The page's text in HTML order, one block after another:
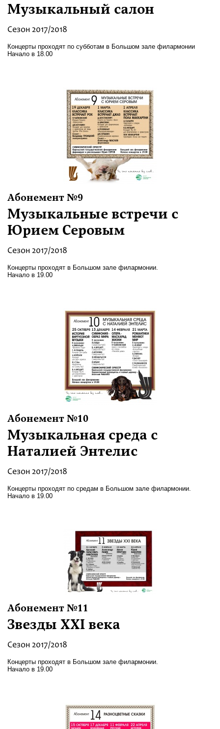
Музыкальный салон
Сезон 2017/2018
Концерты проходят по субботам в Большом зале филармонии
Начало в 18.00
Абонемент №9
Музыкальные встречи с
Юрием Серовым
Сезон 2017/2018
Концерты проходят в Большом зале филармонии.
Начало в 19.00
Абонемент №10
Музыкальная среда с
Наталией Энтелис
Сезон 2017/2018
Концерты проходят по средам в Большом зале филармонии.
Начало в 19.00
Абонемент №11
Звезды XXI века
Сезон 2017/2018
Концерты проходят в Большом зале филармонии.
Начало в 19.00